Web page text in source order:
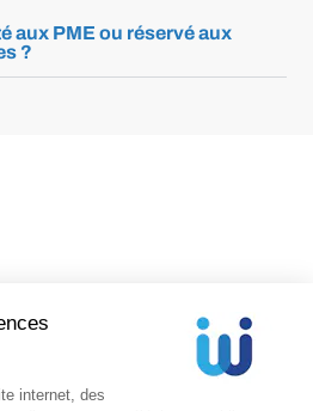
aux PME ou réservé aux
?